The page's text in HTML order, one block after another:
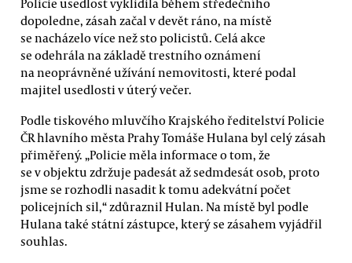
dopoledne, zásah začal v devět ráno, na místě
se nacházelo více než sto policistů. Celá akce
se odehrála na základě trestního oznámení
na neoprávněné užívání nemovitosti, které podal
majitel usedlosti v úterý večer.
Podle tiskového mluvčího Krajského ředitelství Policie
ČR hlavního města Prahy Tomáše Hulana byl celý zásah
přiměřený. „Policie měla informace o tom, že
se v objektu zdržuje padesát až sedmdesát osob, proto
jsme se rozhodli nasadit k tomu adekvátní počet
policejních sil,“ zdůraznil Hulan. Na místě byl podle
Hulana také státní zástupce, který se zásahem vyjádřil
souhlas.